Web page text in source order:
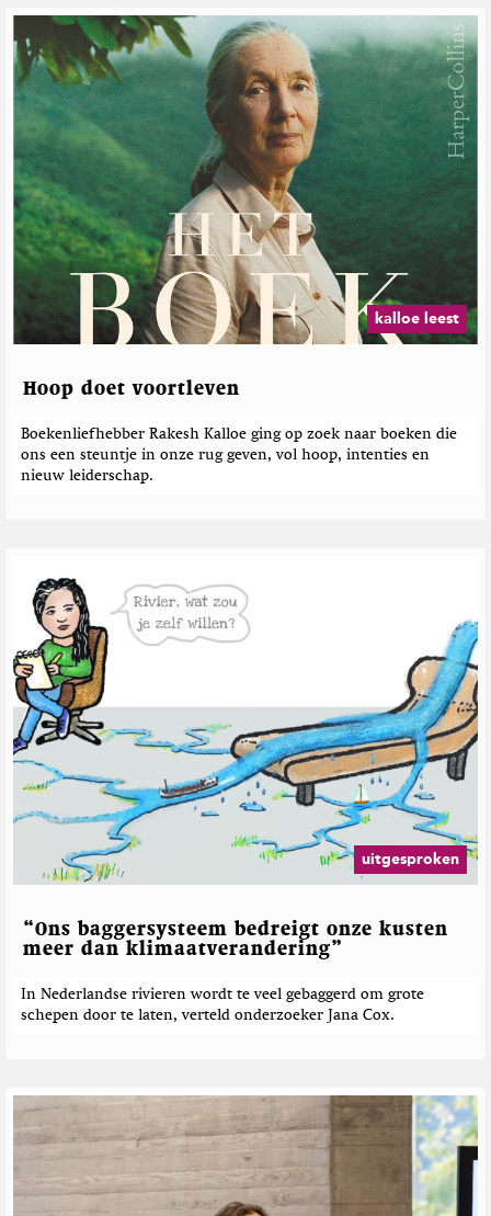
o
w
n
T
o
E
a
r
t
h
M
a
g
z
i
G
e
e
e
e
kalloe leest
Hoop doet voortleven
Boekenliefhebber Rakesh Kalloe ging op zoek naar boeken die
ons een steuntje in onze rug geven, vol hoop, intenties en
nieuw leiderschap.
uitgesproken
“Ons baggersysteem bedreigt onze kusten
meer dan klimaatverandering”
In Nederlandse rivieren wordt te veel gebaggerd om grote
schepen door te laten, verteld onderzoeker Jana Cox.